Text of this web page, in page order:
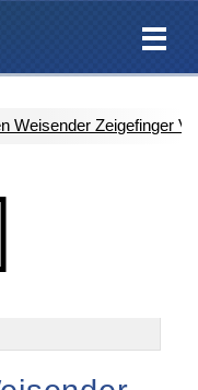
Weisender Zeigefinger